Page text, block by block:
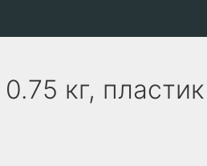
кг,